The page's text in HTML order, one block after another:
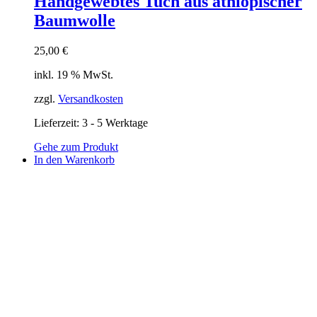
Baumwolle
25,00 €
inkl. 19 % MwSt.
zzgl. Versandkosten
Lieferzeit: 3 - 5 Werktage
Gehe zum Produkt
In den Warenkorb